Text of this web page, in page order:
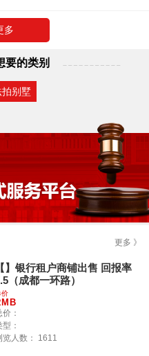
多
要的类别
拍别墅
更多 》
【】银行租户商铺出售 回报率
（成都一环路）
价
价：
型：
览人数： 1611